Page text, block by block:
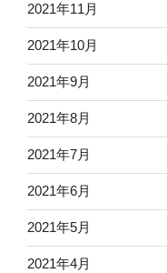
2021年11月
2021年10月
2021年9月
2021年8月
2021年7月
2021年6月
2021年5月
2021年4月